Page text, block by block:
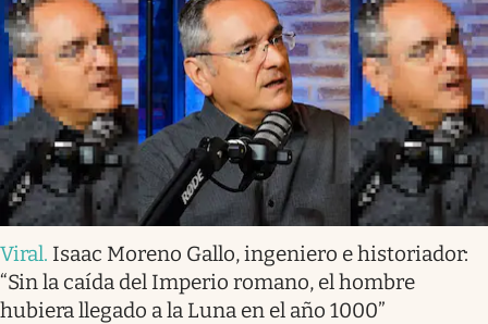
Viral. Isaac Moreno Gallo, ingeniero e historiador:
“Sin la caída del Imperio romano, el hombre
hubiera llegado a la Luna en el año 1000”